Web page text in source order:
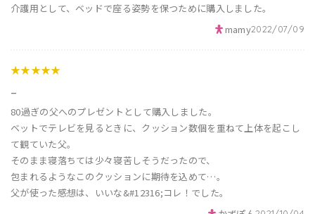
介護用として、ベッドで座る姿勢を保つために購入しました。
mamy2022/07/09
★★★★★
80過ぎの父へのプレゼントとして購入しました。
ベットでテレビを見るときに、クッション数個を重ねて上体を起こし
て観ていた父。
そのまま寝落ちては少々寝苦しそうだったので、
包まれるようなこのクッションに期待を込めて…。
父が使った感想は、いいな&#12316;コレ！でした。